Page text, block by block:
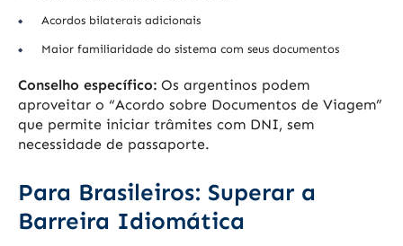
Acordos bilaterais adicionais
Maior familiaridade do sistema com seus documentos
Conselho específico: Os argentinos podem
aproveitar o “Acordo sobre Documentos de Viagem”
que permite iniciar trâmites com DNI, sem
necessidade de passaporte.
Para Brasileiros: Superar a
Barreira Idiomática